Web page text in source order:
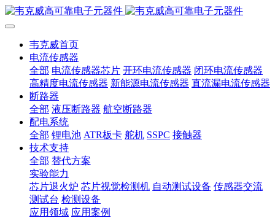
韦克威首页
电流传感器
全部 电流传感器芯片 开环电流传感器 闭环电流传感器
高精度电流传感器 新能源电流传感器 直流漏电流传感器
断路器
全部 液压断路器 航空断路器
配电系统
全部 锂电池 ATR板卡 舵机 SSPC 接触器
技术支持
全部 替代方案
实验能力
芯片退火炉 芯片视觉检测机 自动测试设备 传感器交流
测试台 检测设备
应用领域 应用案例